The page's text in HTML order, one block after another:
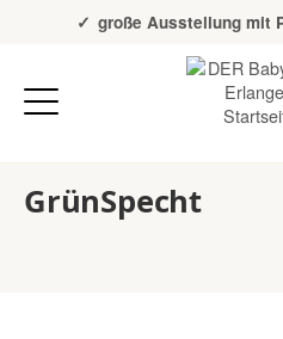
Über 20 Jahre Erfahrung
große Ausstellung mit
GrünSpecht